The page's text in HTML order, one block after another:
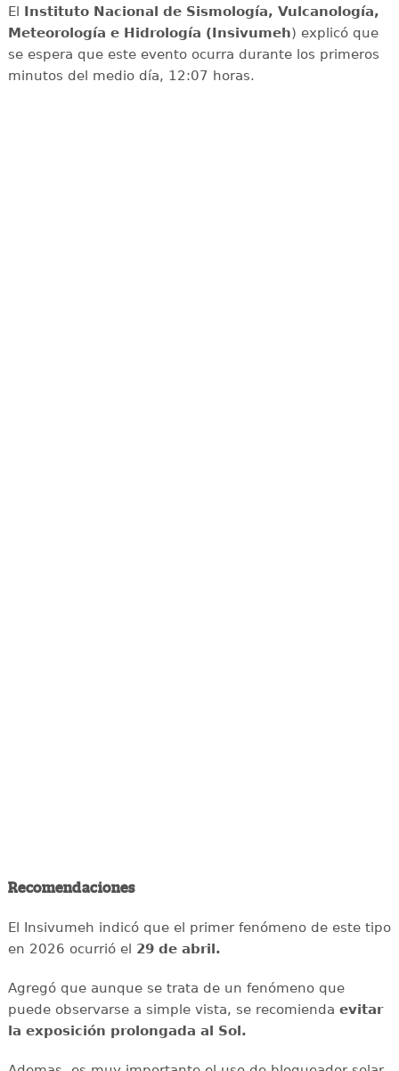
El
Instituto Nacional de Sismología, Vulcanología,
Meteorología e Hidrología (Insivumeh) explicó que
se espera que este evento ocurra durante los primeros
minutos del medio día, 12:07 horas.
Recomendaciones
El Insivumeh indicó que el primer fenómeno de este tipo
en 2026 ocurrió el 29 de abril.
Agregó que aunque se trata de un fenómeno que
puede observarse a simple vista, se recomienda evitar
la exposición prolongada al Sol.